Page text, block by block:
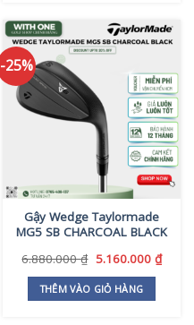
này
có
biến
thể.
Các
tùy
chọn
có
thể
được
chọn
trên
trang
sản
-25%
Gậy Wedge Taylormade
MG5 SB CHARCOAL BLACK
6.880.000₫ Giá
là:
6.880.000 ₫.
5.160.000 ₫Giá
THÊM VÀO GIỎ HÀNG